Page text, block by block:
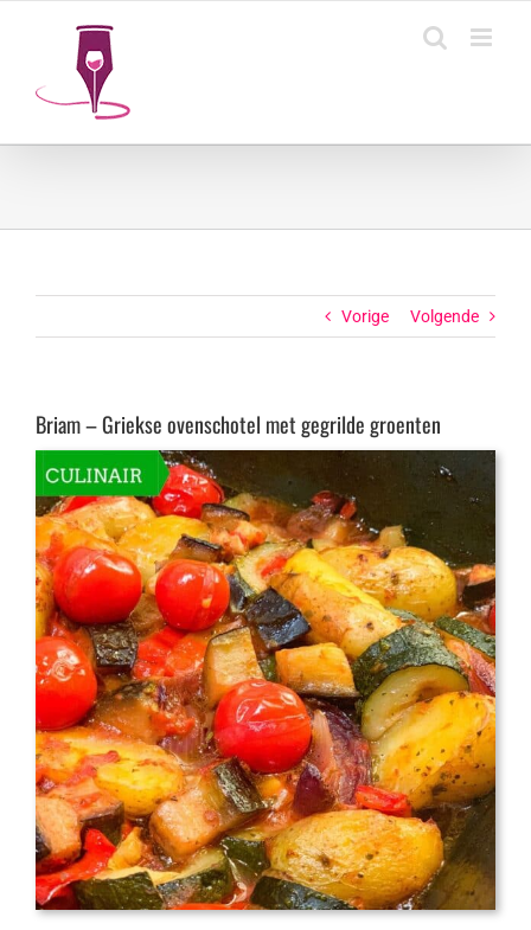
Vorige Volgende
Briam – Griekse ovenschotel met gegrilde groenten